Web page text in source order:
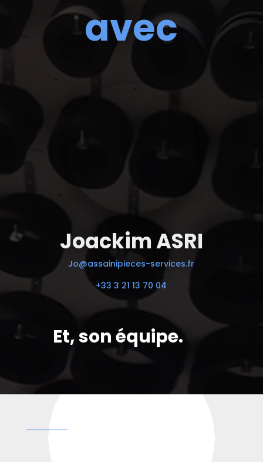
avec
Joackim ASRI
Jo@assainipieces-services.fr
+33 3 21 13 70 04
Et, son équipe.